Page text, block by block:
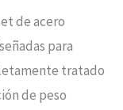
de acero
para
tratado
de peso